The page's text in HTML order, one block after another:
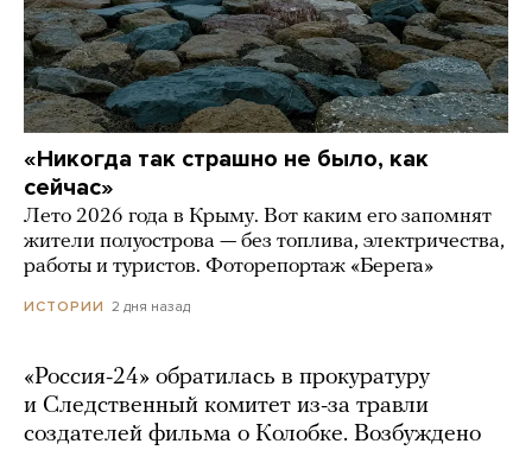
«Никогда так страшно не было, как
сейчас»
Лето 2026 года в Крыму. Вот каким его запомнят
жители полуострова — без топлива, электричества,
работы и туристов. Фоторепортаж «Берега»
ИСТОРИИ 2 дня назад
«Россия-24» обратилась в прокуратуру
и Следственный комитет из-за травли
создателей фильма о Колобке. Возбуждено